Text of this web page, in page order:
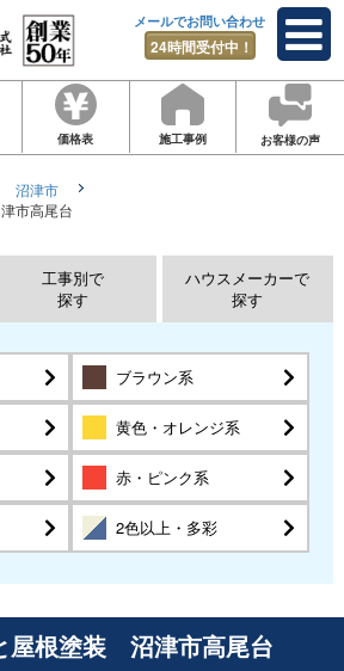
メールでお問い合わせ
24時間受付中！
価格表 施工事例 お客様の声
沼津市
市高尾台
工事別で
探す
ハウスメーカーで
探す
ブラウン系
黄色・オレンジ系
赤・ピンク系
2色以上・多彩
屋根塗装 沼津市高尾台